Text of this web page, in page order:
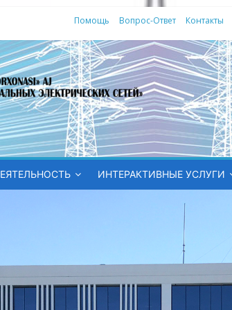
Помощь Вопрос-Ответ Контакты
ИНТЕРАКТИВНЫЕ УСЛУГИ